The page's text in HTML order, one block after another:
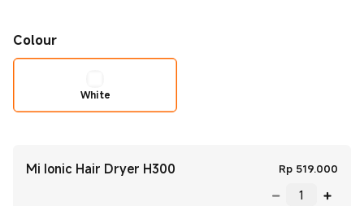
Colour
White
Mi Ionic Hair Dryer H300 Rp 519.000